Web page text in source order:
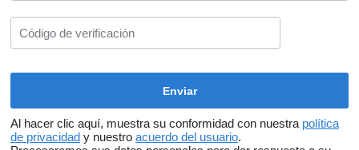
Al hacer clic aquí, muestra su conformidad con nuestra política
de privacidad y nuestro acuerdo del usuario.